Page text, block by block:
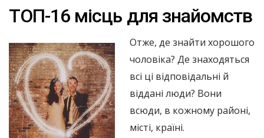
ТОП-16 місць для знайомств
Отже, де знайти хорошого
чоловіка? Де знаходяться
всі ці відповідальні й
віддані люди? Вони
всюди, в кожному районі,
місті, країні.